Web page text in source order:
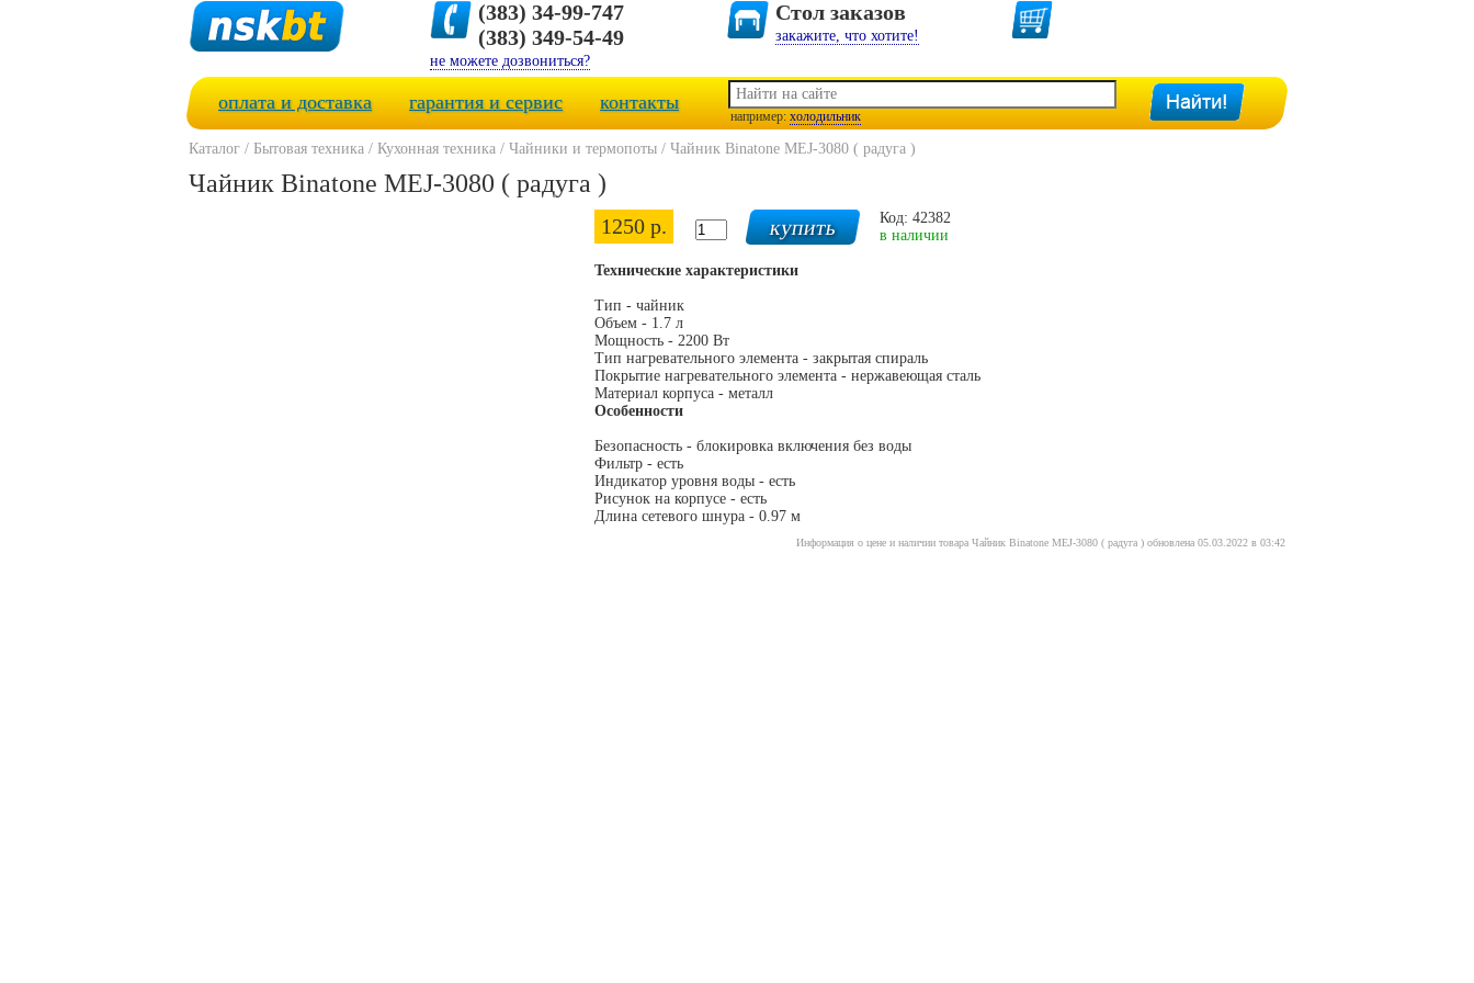
(383) 34-99-747
(383) 349-54-49
не можете дозвониться?
Стол заказов
закажите, что хотите!
оплата и доставка гарантия и сервис контакты
например: холодильник
Каталог / Бытовая техника / Кухонная техника / Чайники и термопоты / Чайник Binatone MEJ-3080 ( радуга )
Чайник Binatone MEJ-3080 ( радуга )
1250 р.
Код: 42382
в наличии
Технические характеристики
Тип - чайник
Объем - 1.7 л
Мощность - 2200 Вт
Тип нагревательного элемента - закрытая спираль
Покрытие нагревательного элемента - нержавеющая сталь
Материал корпуса - металл
Особенности
Безопасность - блокировка включения без воды
Фильтр - есть
Индикатор уровня воды - есть
Рисунок на корпусе - есть
Длина сетевого шнура - 0.97 м
Информация о цене и наличии товара Чайник Binatone MEJ-3080 ( радуга ) обновлена 05.03.2022 в 03:42